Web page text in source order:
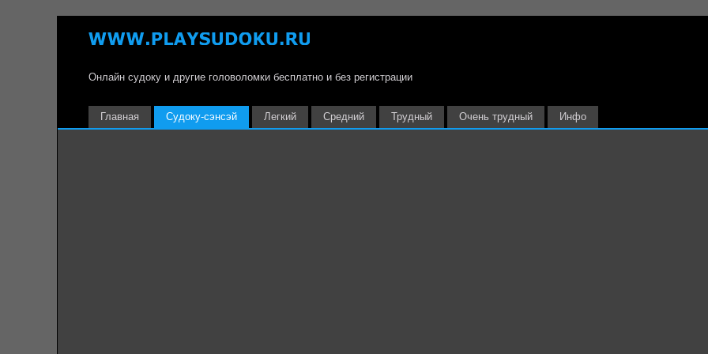
Онлайн судоку и другие головоломки бесплатно и без регистрации
Главная Судоку-сэнсэй Легкий Средний Трудный Очень трудный Инфо